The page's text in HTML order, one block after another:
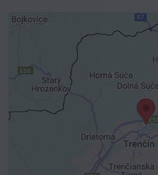
Externý obsah je
Voľbami
Prajete si načítať
Povoliť